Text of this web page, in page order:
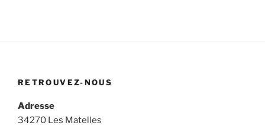
RETROUVEZ-NOUS
Adresse
34270 Les Matelles